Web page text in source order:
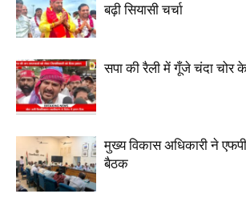
बढ़ी सियासी चर्चा
सपा की रैली में गूँजे चंदा चोर
मुख्य विकास अधिकारी ने
बैठक